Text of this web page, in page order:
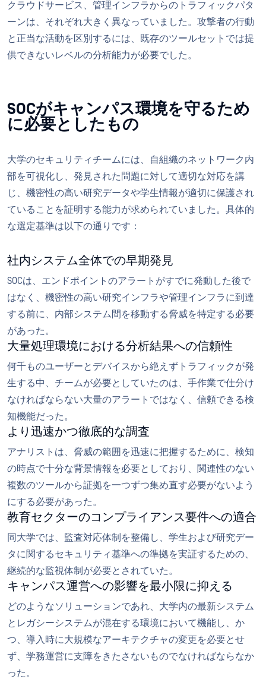
クラウドサービス、管理インフラからのトラフィックパタ
ーンは、それぞれ大きく異なっていました。攻撃者の行動
と正当な活動を区別するには、既存のツールセットでは提
供できないレベルの分析能力が必要でした。
SOCがキャンパス環境を守るため
に必要としたもの
大学のセキュリティチームには、自組織のネットワーク内
部を可視化し、発見された問題に対して適切な対応を講
じ、機密性の高い研究データや学生情報が適切に保護され
ていることを証明する能力が求められていました。具体的
な選定基準は以下の通りです：
社内システム全体での早期発見
SOCは、エンドポイントのアラートがすでに発動した後で
はなく、機密性の高い研究インフラや管理インフラに到達
する前に、内部システム間を移動する脅威を特定する必要
があった。
大量処理環境における分析結果への信頼性
何千ものユーザーとデバイスから絶えずトラフィックが発
生する中、チームが必要としていたのは、手作業で仕分け
なければならない大量のアラートではなく、信頼できる検
知機能だった。
より迅速かつ徹底的な調査
アナリストは、脅威の範囲を迅速に把握するために、検知
の時点で十分な背景情報を必要としており、関連性のない
複数のツールから証拠を一つずつ集め直す必要がないよう
にする必要があった。
教育セクターのコンプライアンス要件への適合
同大学では、監査対応体制を整備し、学生および研究デー
タに関するセキュリティ基準への準拠を実証するための、
継続的な監視体制が必要とされていた。
キャンパス運営への影響を最小限に抑える
どのようなソリューションであれ、大学内の最新システム
とレガシーシステムが混在する環境において機能し、か
つ、導入時に大規模なアーキテクチャの変更を必要とせ
ず、学務運営に支障をきたさないものでなければならなか
った。